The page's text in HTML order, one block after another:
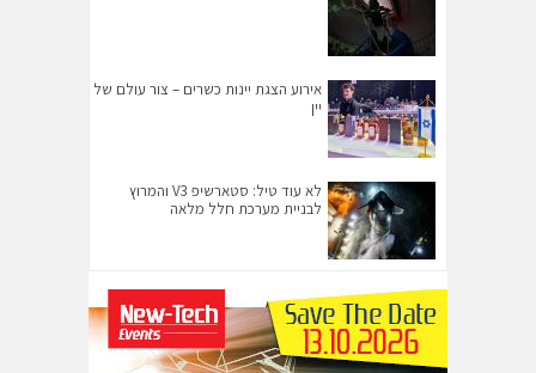
אירוע הצגת יינות כשרים – צור עולם של
יין
לא עוד טיל: סטארשיפ V3 והמרוץ
לבניית מערכת חלל מלאה